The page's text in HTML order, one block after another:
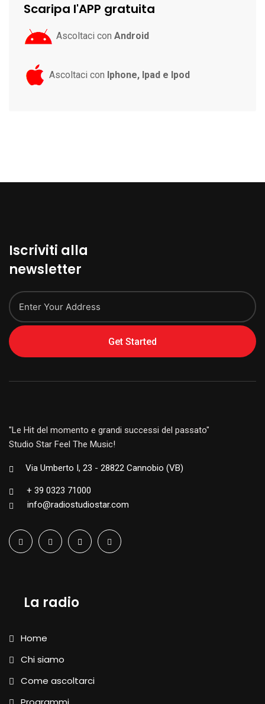
Scaripa l'APP gratuita
Ascoltaci con Android
Ascoltaci con Iphone, Ipad e Ipod
Iscriviti alla
newsletter
Get Started
"Le Hit del momento e grandi successi del passato"
Studio Star Feel The Music!
Via Umberto I, 23 - 28822 Cannobio (VB)
+ 39 0323 71000
info@radiostudiostar.com
La radio
Home
Chi siamo
Come ascoltarci